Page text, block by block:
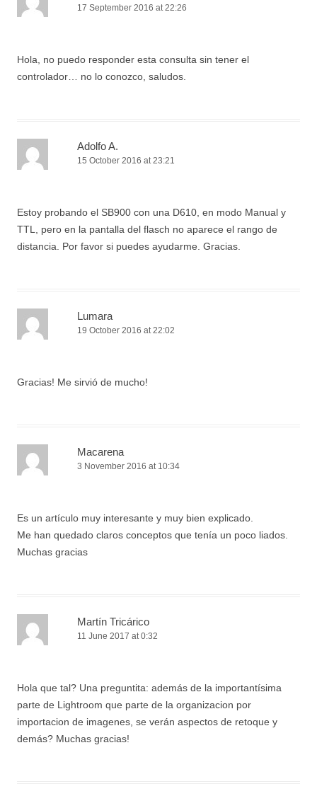
17 September 2016 at 22:26
Hola, no puedo responder esta consulta sin tener el
controlador… no lo conozco, saludos.
Adolfo A.
15 October 2016 at 23:21
Estoy probando el SB900 con una D610, en modo Manual y
TTL, pero en la pantalla del flasch no aparece el rango de
distancia. Por favor si puedes ayudarme. Gracias.
Lumara
19 October 2016 at 22:02
Gracias! Me sirvió de mucho!
Macarena
3 November 2016 at 10:34
Es un artículo muy interesante y muy bien explicado.
Me han quedado claros conceptos que tenía un poco liados.
Muchas gracias
Martín Tricárico
11 June 2017 at 0:32
Hola que tal? Una preguntita: además de la importantísima
parte de Lightroom que parte de la organizacion por
importacion de imagenes, se verán aspectos de retoque y
demás? Muchas gracias!